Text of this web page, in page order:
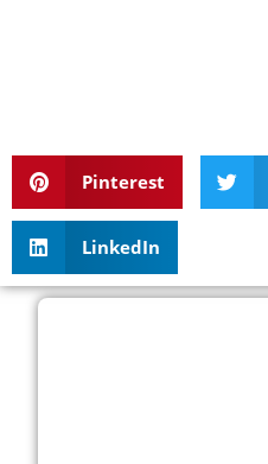
Pinterest
LinkedIn